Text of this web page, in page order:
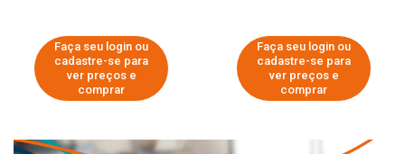
Faça seu login ou
cadastre-se para
ver preços e
comprar
Faça seu login ou
cadastre-se para
ver preços e
comprar